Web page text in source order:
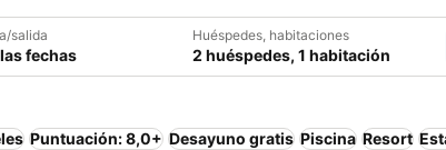
salida
fechas
Huéspedes, habitaciones
2 huéspedes, 1 habitación
Puntuación: 8,0+ Desayuno gratis Piscina Resort